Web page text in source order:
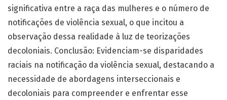
significativa entre a raça das mulheres e o número de
notificações de violência sexual, o que incitou a
observação dessa realidade à luz de teorizações
decoloniais. Conclusão: Evidenciam-se disparidades
raciais na notificação da violência sexual, destacando a
necessidade de abordagens interseccionais e
decoloniais para compreender e enfrentar esse